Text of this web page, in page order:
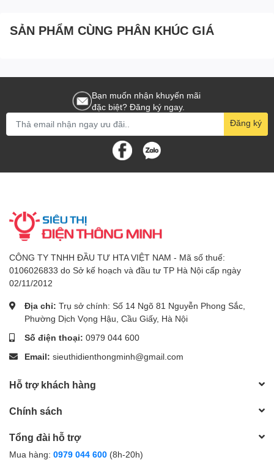
SẢN PHẨM CÙNG PHÂN KHÚC GIÁ
Bạn muốn nhận khuyến mãi
đặc biệt? Đăng ký ngay.
Đăng ký
CÔNG TY TNHH ĐẦU TƯ HTA VIỆT NAM - Mã số thuế:
0106026833 do Sở kế hoạch và đầu tư TP Hà Nội cấp ngày
02/11/2012
Địa chỉ: Trụ sở chính: Số 14 Ngõ 81 Nguyễn Phong Sắc,
Phường Dịch Vọng Hậu, Cầu Giấy, Hà Nội
Số điện thoại: 0979 044 600
Email: sieuthidienthongminh@gmail.com
Hỗ trợ khách hàng
Chính sách
Tổng đài hỗ trợ
Mua hàng: 0979 044 600 (8h-20h)